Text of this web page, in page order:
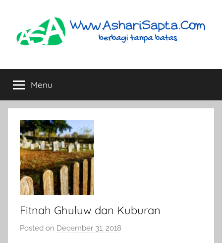
content
AshariSapta.Com
Batas
Menu
Fitnah Ghuluw dan Kuburan
Posted on December 31, 2018